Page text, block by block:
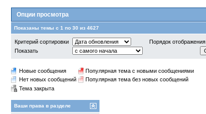
Опции просмотра
Показаны темы с 1 по 30 из 4627
Критерий сортировки
Порядок отображения
Показать
Новые сообщения
Популярная тема с новыми сообщениями
Нет новых сообщений
Популярная тема без новых сообщений
Тема закрыта
Ваши права в разделе